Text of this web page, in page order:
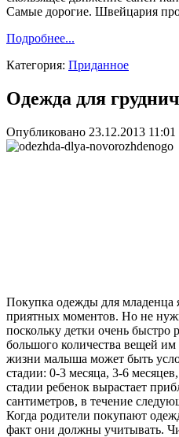
Самые дорогие. Швейцария
Подробнее...
Категория: Приданное
Одежда для
Опубликовано 23.12.2013 11:01
Покупка одежды для младенца
приятных моментов. Но не
поскольку детки очень быстро
большого количества вещей
жизни малыша может быть
стадии: 0-3 месяца, 3-6
стадии ребенок вырастает
сантиметров, в течение
Когда родители покупают
факт они должны учитывать.